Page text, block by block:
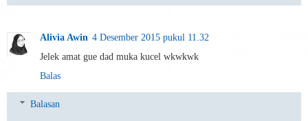
Alivia Awin 4 Desember 2015 pukul 11.32
Jelek amat gue dad muka kucel wkwkwk
Balas
Balasan